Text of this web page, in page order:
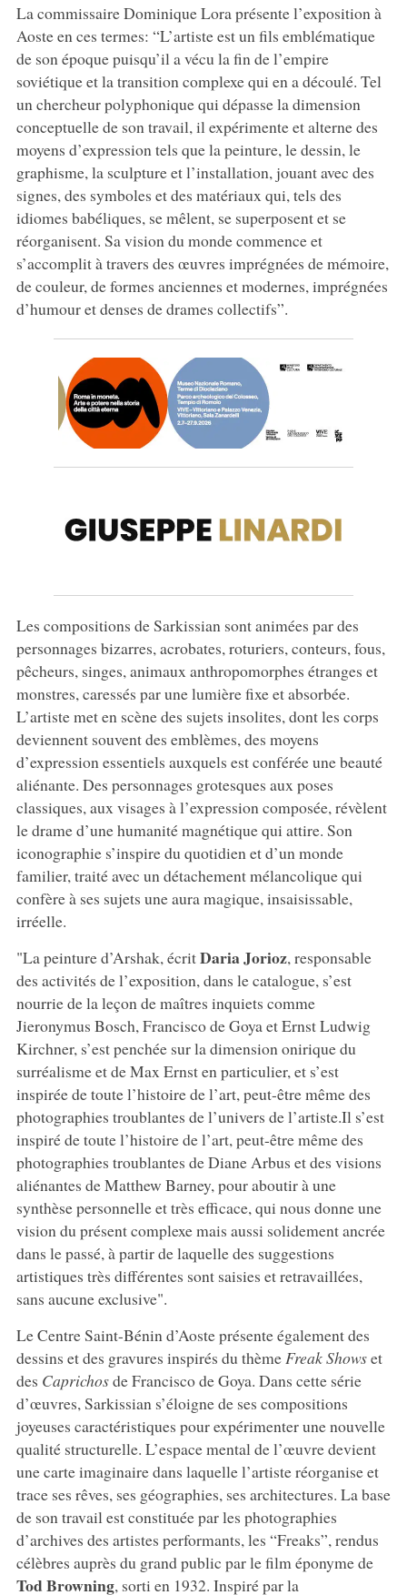
La commissaire Dominique Lora présente l’exposition à
Aoste en ces termes: “L’artiste est un fils emblématique
de son époque puisqu’il a vécu la fin de l’empire
soviétique et la transition complexe qui en a découlé. Tel
un chercheur polyphonique qui dépasse la dimension
conceptuelle de son travail, il expérimente et alterne des
moyens d’expression tels que la peinture, le dessin, le
graphisme, la sculpture et l’installation, jouant avec des
signes, des symboles et des matériaux qui, tels des
idiomes babéliques, se mêlent, se superposent et se
réorganisent. Sa vision du monde commence et
s’accomplit à travers des œuvres imprégnées de mémoire,
de couleur, de formes anciennes et modernes, imprégnées
d’humour et denses de drames collectifs”.
Les compositions de Sarkissian sont animées par des
personnages bizarres, acrobates, roturiers, conteurs, fous,
pêcheurs, singes, animaux anthropomorphes étranges et
monstres, caressés par une lumière fixe et absorbée.
L’artiste met en scène des sujets insolites, dont les corps
deviennent souvent des emblèmes, des moyens
d’expression essentiels auxquels est conférée une beauté
aliénante. Des personnages grotesques aux poses
classiques, aux visages à l’expression composée, révèlent
le drame d’une humanité magnétique qui attire. Son
iconographie s’inspire du quotidien et d’un monde
familier, traité avec un détachement mélancolique qui
confère à ses sujets une aura magique, insaisissable,
irréelle.
"La peinture d’Arshak, écritDaria Jorioz, responsable
des activités de l’exposition, dans le catalogue, s’est
nourrie de la leçon de maîtres inquiets comme
Jieronymus Bosch, Francisco de Goya et Ernst Ludwig
Kirchner, s’est penchée sur la dimension onirique du
surréalisme et de Max Ernst en particulier, et s’est
inspirée de toute l’histoire de l’art, peut-être même des
photographies troublantes de l’univers de l’artiste.Il s’est
inspiré de toute l’histoire de l’art, peut-être même des
photographies troublantes de Diane Arbus et des visions
aliénantes de Matthew Barney, pour aboutir à une
synthèse personnelle et très efficace, qui nous donne une
vision du présent complexe mais aussi solidement ancrée
dans le passé, à partir de laquelle des suggestions
artistiques très différentes sont saisies et retravaillées,
sans aucune exclusive".
Le Centre Saint-Bénin d’Aoste présente également des
dessins et des gravures inspirés du thème Freak Showset
des Caprichosde Francisco de Goya. Dans cette série
d’œuvres, Sarkissian s’éloigne de ses compositions
joyeuses caractéristiques pour expérimenter une nouvelle
qualité structurelle. L’espace mental de l’œuvre devient
une carte imaginaire dans laquelle l’artiste réorganise et
trace ses rêves, ses géographies, ses architectures. La base
de son travail est constituée par les photographies
d’archives des artistes performants, les “Freaks”, rendus
célèbres auprès du grand public par le film éponyme de
Tod Browning, sorti en 1932. Inspiré par la